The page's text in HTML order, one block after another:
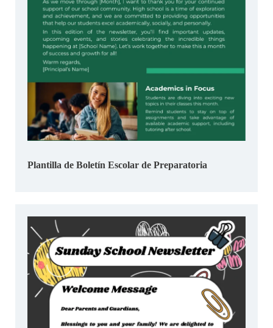
Plantilla de Boletín Escolar de Preparatoria